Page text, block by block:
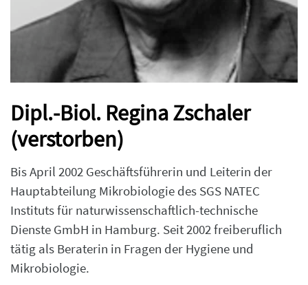
Dipl.-Biol. Regina Zschaler
(verstorben)
Bis April 2002 Geschäftsführerin und Leiterin der
Hauptabteilung Mikrobiologie des SGS NATEC
Instituts für naturwissenschaftlich-technische
Dienste GmbH in Hamburg. Seit 2002 freiberuflich
tätig als Beraterin in Fragen der Hygiene und
Mikrobiologie.